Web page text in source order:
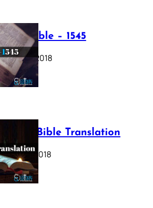
Bible – 1545
17, 2018
Bible Translation
11, 2018